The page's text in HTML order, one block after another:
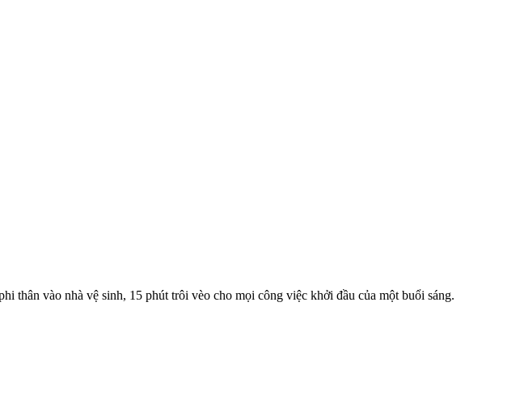
thân vào nhà vệ sinh, 15 phút trôi vèo cho mọi công việc khởi đầu của một buổi sáng.